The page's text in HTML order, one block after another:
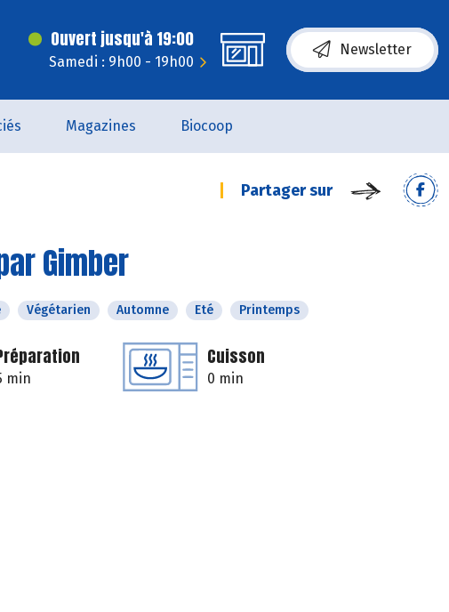
Ouvert jusqu'à 19:00
Samedi : 9h00 - 19h00
Newsletter
Magazines Biocoop
Partager sur
Gimber
Végétarien Automne Eté Printemps
min
Cuisson
0 min